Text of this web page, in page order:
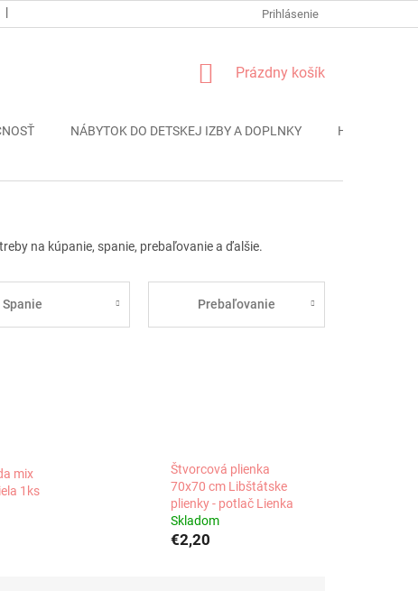
PODMIENKY OCHRANY OSOBNÝCH
Prihlásenie
NÁKUPNÝ
Prázdny košík
NÁBYTOK DO DETSKEJ IZBY A DOPLNKY HRAČKY
na kúpanie, spanie, prebaľovanie a ďalšie.
Spanie Prebaľovanie
mix
1ks
Štvorcová plienka
70x70 cm Libštátske
plienky - potlač Lienka
Skladom
€2,20